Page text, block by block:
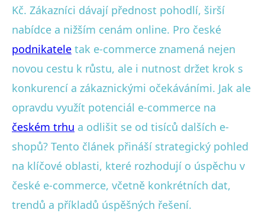
Kč. Zákazníci dávají přednost pohodlí, širší
nabídce a nižším cenám online. Pro české
podnikatele tak e-commerce znamená nejen
novou cestu k růstu, ale i nutnost držet krok s
konkurencí a zákaznickými očekáváními. Jak ale
opravdu využít potenciál e-commerce na
českém trhu a odlišit se od tisíců dalších e-
shopů? Tento článek přináší strategický pohled
na klíčové oblasti, které rozhodují o úspěchu v
české e-commerce, včetně konkrétních dat,
trendů a příkladů úspěšných řešení.